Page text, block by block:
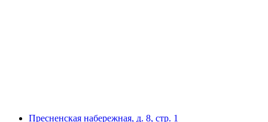
Пресненская набережная, д. 8, стр. 1